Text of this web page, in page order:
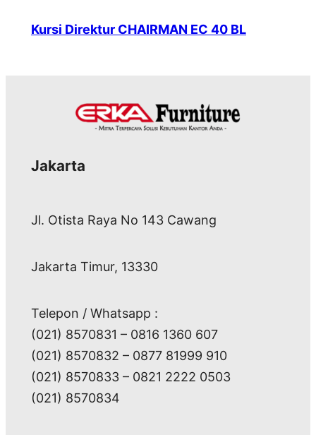
Kursi Direktur CHAIRMAN EC 40 BL
Jakarta
Jl. Otista Raya No 143 Cawang
Jakarta Timur, 13330
Telepon / Whatsapp :
(021) 8570831 – 0816 1360 607
(021) 8570832 – 0877 81999 910
(021) 8570833 – 0821 2222 0503
(021) 8570834